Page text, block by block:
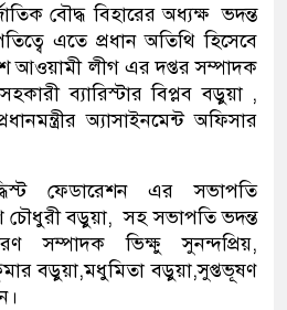
বৌদ্ধ বিহারের অধ্যক্ষ ভদন্ত
এতে প্রধান অতিথি হিসেবে
আওয়ামী লীগ এর দপ্তর সম্পাদক
ব্যারিস্টার বিপ্লব বড়ুয়া ,
অ্যাসাইনমেন্ট অফিসার
ফেডারেশন এর সভাপতি
চৌধুরী বড়ুয়া, সহ সভাপতি ভদন্ত
সম্পাদক ভিক্ষু সুনন্দপ্রিয়,
বড়ুয়া,মধুমিতা বড়ুয়া,সুপ্তভূষণ